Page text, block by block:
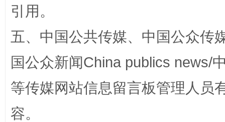
引用。
五、中国公共传媒、中国公众传
国公众新闻China publics news/
等传媒网站信息留言板管理人员
容。